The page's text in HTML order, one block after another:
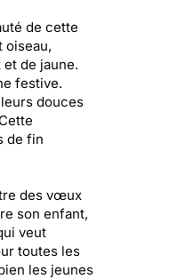
de cette
oiseau,
de jaune.
festive.
douces
de fin
des vœux
son enfant,
veut
toutes les
les jeunes